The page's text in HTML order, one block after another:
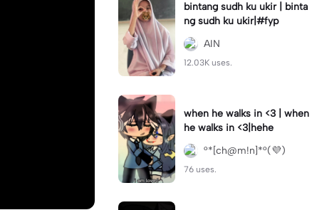
bintang sudh ku ukir | binta
ng sudh ku ukir|#fyp
AIN
12.03K uses.
when he walks in <3 | when
he walks in <3|hehe
°*[ch@m!n]*°(💜)
76 uses.